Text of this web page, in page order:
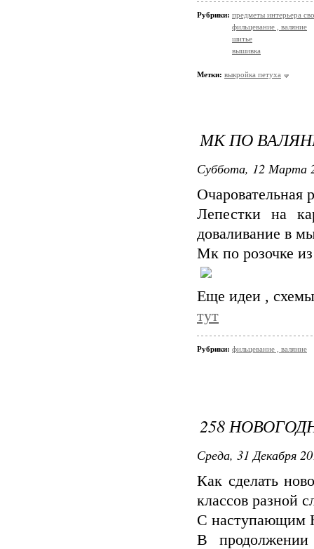
Рубрики: предметы интерьера
фильцевание , валяние
шитье
вышивка
Метки: выкройка петуха
МК ПО
Суббота, 12 Марта
Очаровательная
Лепестки на
доваливание в
Мк по розочке
Еще идеи ,
тут
Рубрики: фильцевание , валяние
258
Среда, 31 Декабря
Как сделать
классов разной
С наступающим
В продолжении